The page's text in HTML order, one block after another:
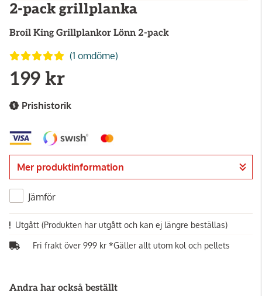
2-pack grillplanka
Broil King Grillplankor Lönn 2-pack
(1 omdöme)
199 kr
Prishistorik
Mer produktinformation
Jämför
Utgått (Produkten har utgått och kan ej längre beställas)
Fri frakt över 999 kr *Gäller allt utom kol och pellets
Andra har också beställt